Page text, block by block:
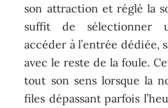
son attraction et réglé la
suffit de sélectionner
accéder à l’entrée dédiée,
avec le reste de la foule.
tout son sens lorsque la
files dépassant parfois